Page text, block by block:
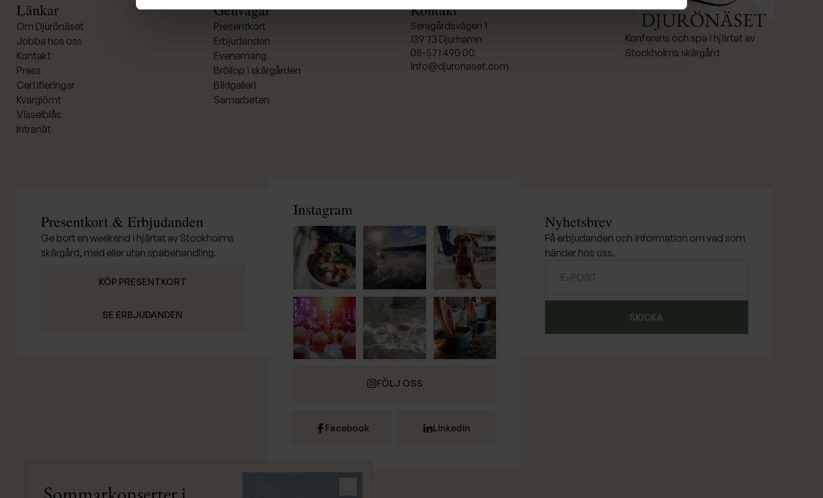
Konferens och spa i hjärtat av
Stockholms skärgård
Länkar
Om Djurönäset
Jobba hos oss
Kontakt
Press
Certifieringar
Kvarglömt
Visselblås
Intranät
Genvägar
Presentkort
Erbjudanden
Evenemang
Bröllop i skärgården
Bildgalleri
Samarbeten
Kontakt
Seregårdsvägen 1
139 73 Djurhamn
08-571 490 00
info@djuronaset.com
Presentkort & Erbjudanden
Ge bort en weekend i hjärtat av Stockholms
skärgård, med eller utan spabehandling.
KÖP PRESENTKORT
SE ERBJUDANDEN
Instagram
FÖLJ OSS
Facebook Linkedin
Nyhetsbrev
Få erbjudanden och information om vad som
händer hos oss.
SKICKA